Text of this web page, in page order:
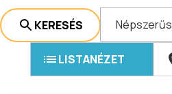
KERESÉS
LISTANÉZET